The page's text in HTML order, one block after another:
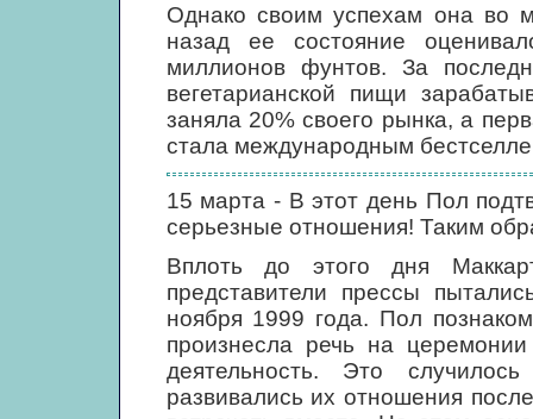
Однако своим успехам она во
назад ее состояние
миллионов фунтов. За
вегетарианской пищи
заняла 20% своего рынка, а
стала международным
15 марта - В этот день Пол
серьезные отношения! Таким
Вплоть до этого дня
представители прессы
ноября 1999 года. Пол
произнесла речь на
деятельность. Это
развивались их отношения